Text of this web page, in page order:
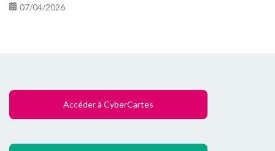
07/04/2026
Accéder à CyberCartes